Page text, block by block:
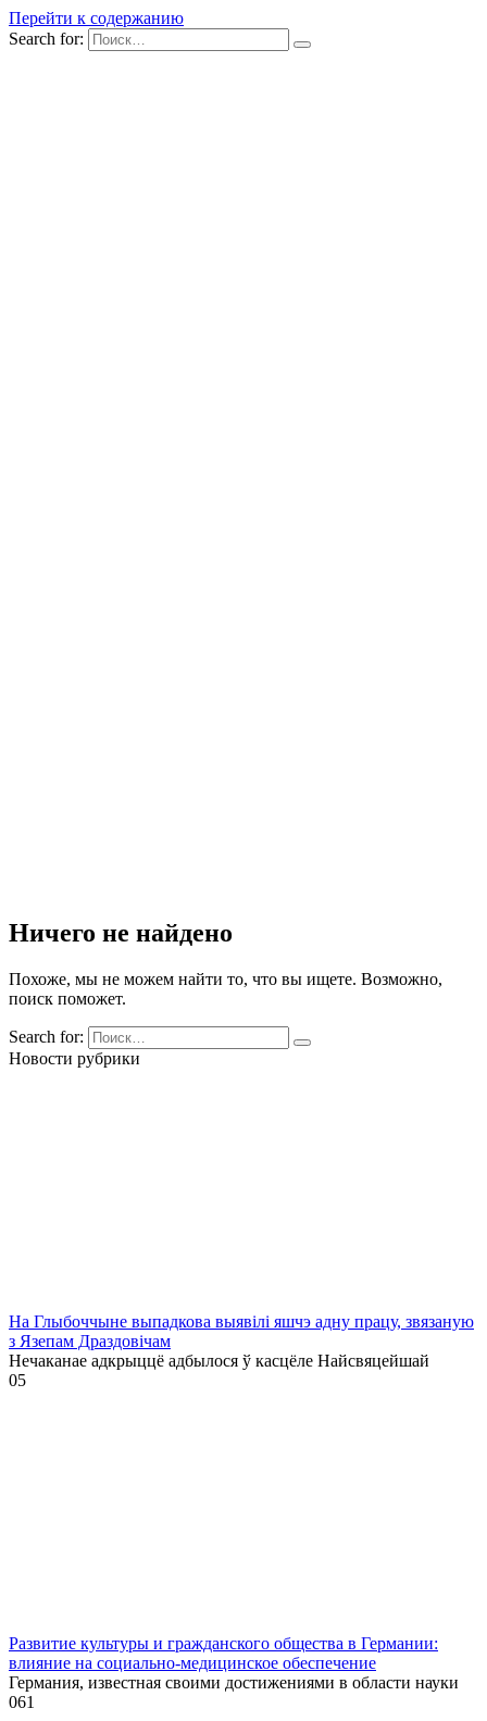
Перейти к содержанию
Search for:
Ничего не найдено
Похоже, мы не можем найти то, что вы ищете. Возможно,
поиск поможет.
Search for:
Новости рубрики
На Глыбоччыне выпадкова выявілі яшчэ адну працу, звязаную
з Язепам Драздовічам
Нечаканае адкрыццё адбылося ў касцёле Найсвяцейшай
05
Развитие культуры и гражданского общества в Германии:
влияние на социально-медицинское обеспечение
Германия, известная своими достижениями в области науки
061